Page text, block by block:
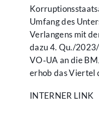
Umfang des
Verlangens mit
dazu 4. Qu./
VO‑UA an die
erhob das Viertel
INTERNER LINK